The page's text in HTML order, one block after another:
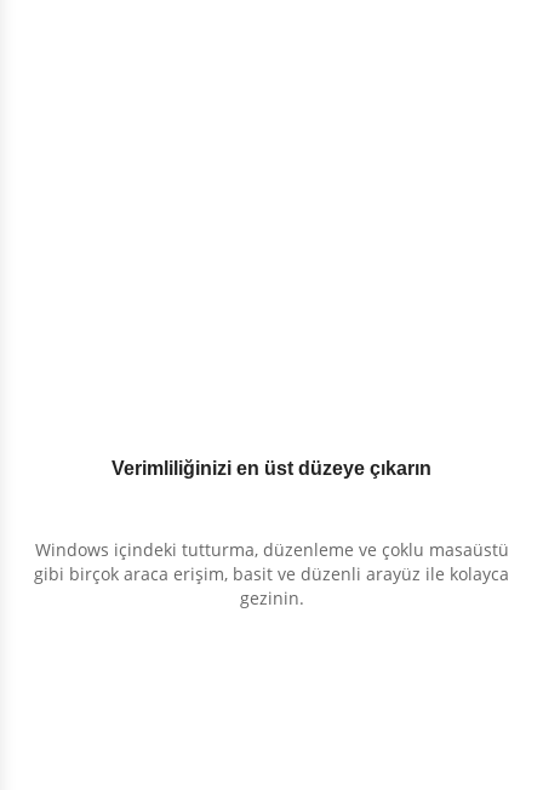
Verimliliğinizi en üst düzeye çıkarın
Windows içindeki tutturma, düzenleme ve çoklu masaüstü
gibi birçok araca erişim, basit ve düzenli arayüz ile kolayca
gezinin.